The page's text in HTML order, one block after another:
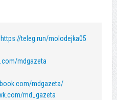
https://teleg.run/molodejka05
mdgazeta
mdgazeta/
md_gazeta